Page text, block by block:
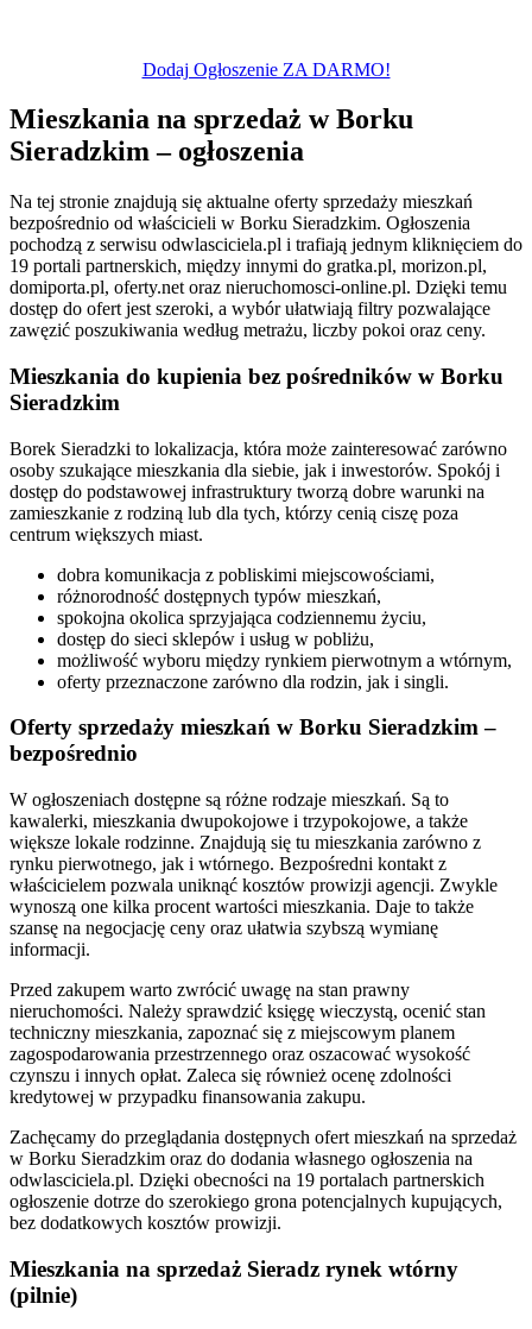
Dodaj Ogłoszenie ZA DARMO!
Mieszkania na sprzedaż w Borku
Sieradzkim – ogłoszenia
Na tej stronie znajdują się aktualne oferty sprzedaży mieszkań
bezpośrednio od właścicieli w Borku Sieradzkim. Ogłoszenia
pochodzą z serwisu odwlasciciela.pl i trafiają jednym kliknięciem do
19 portali partnerskich, między innymi do gratka.pl, morizon.pl,
domiporta.pl, oferty.net oraz nieruchomosci-online.pl. Dzięki temu
dostęp do ofert jest szeroki, a wybór ułatwiają filtry pozwalające
zawęzić poszukiwania według metrażu, liczby pokoi oraz ceny.
Mieszkania do kupienia bez pośredników w Borku
Sieradzkim
Borek Sieradzki to lokalizacja, która może zainteresować zarówno
osoby szukające mieszkania dla siebie, jak i inwestorów. Spokój i
dostęp do podstawowej infrastruktury tworzą dobre warunki na
zamieszkanie z rodziną lub dla tych, którzy cenią ciszę poza
centrum większych miast.
dobra komunikacja z pobliskimi miejscowościami,
różnorodność dostępnych typów mieszkań,
spokojna okolica sprzyjająca codziennemu życiu,
dostęp do sieci sklepów i usług w pobliżu,
możliwość wyboru między rynkiem pierwotnym a wtórnym,
oferty przeznaczone zarówno dla rodzin, jak i singli.
Oferty sprzedaży mieszkań w Borku Sieradzkim –
bezpośrednio
W ogłoszeniach dostępne są różne rodzaje mieszkań. Są to
kawalerki, mieszkania dwupokojowe i trzypokojowe, a także
większe lokale rodzinne. Znajdują się tu mieszkania zarówno z
rynku pierwotnego, jak i wtórnego. Bezpośredni kontakt z
właścicielem pozwala uniknąć kosztów prowizji agencji. Zwykle
wynoszą one kilka procent wartości mieszkania. Daje to także
szansę na negocjację ceny oraz ułatwia szybszą wymianę
informacji.
Przed zakupem warto zwrócić uwagę na stan prawny
nieruchomości. Należy sprawdzić księgę wieczystą, ocenić stan
techniczny mieszkania, zapoznać się z miejscowym planem
zagospodarowania przestrzennego oraz oszacować wysokość
czynszu i innych opłat. Zaleca się również ocenę zdolności
kredytowej w przypadku finansowania zakupu.
Zachęcamy do przeglądania dostępnych ofert mieszkań na sprzedaż
w Borku Sieradzkim oraz do dodania własnego ogłoszenia na
odwlasciciela.pl. Dzięki obecności na 19 portalach partnerskich
ogłoszenie dotrze do szerokiego grona potencjalnych kupujących,
bez dodatkowych kosztów prowizji.
Mieszkania na sprzedaż Sieradz rynek wtórny
(pilnie)